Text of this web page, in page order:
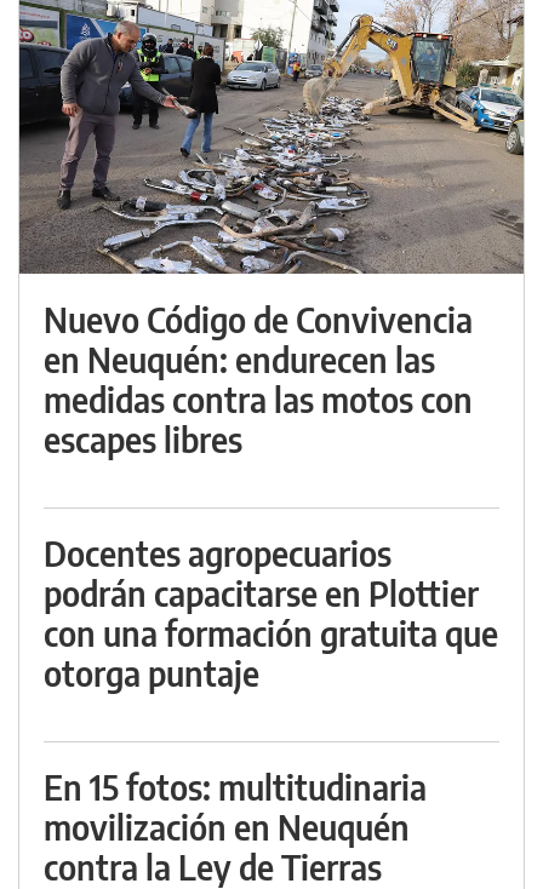
Nuevo Código de Convivencia
en Neuquén: endurecen las
medidas contra las motos con
escapes libres
Docentes agropecuarios
podrán capacitarse en Plottier
con una formación gratuita que
otorga puntaje
En 15 fotos: multitudinaria
movilización en Neuquén
contra la Ley de Tierras